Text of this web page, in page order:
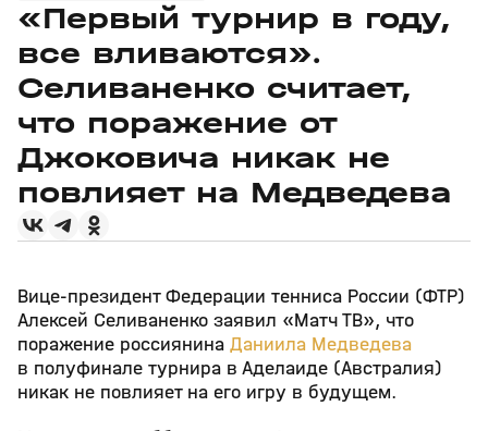
«Первый турнир в году,
все вливаются».
Селиваненко считает,
что поражение от
Джоковича никак не
повлияет на Медведева
Вице‑президент Федерации тенниса России (ФТР)
Алексей Селиваненко заявил «Матч ТВ», что
поражение россиянина Даниила Медведева
в полуфинале турнира в Аделаиде (Австралия)
никак не повлияет на его игру в будущем.